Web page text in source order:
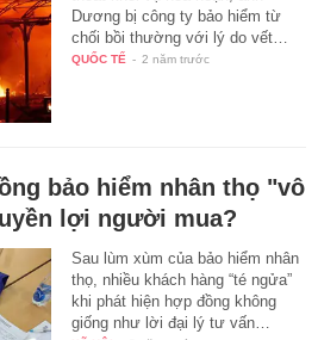
Dương bị công ty bảo hiểm từ
chối bồi thường với lý do vết…
QUỐC TẾ - 2 năm trước
bảo hiểm nhân thọ "vô
lợi người mua?
Sau lùm xùm của bảo hiểm nhân
thọ, nhiều khách hàng “té ngửa”
khi phát hiện hợp đồng không
giống như lời đại lý tư vấn…